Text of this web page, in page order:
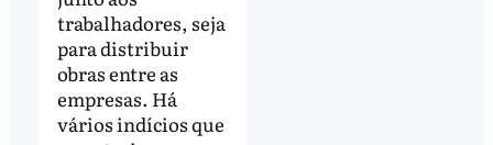
trabalhadores, seja
para distribuir
obras entre as
empresas. Há
vários indícios que